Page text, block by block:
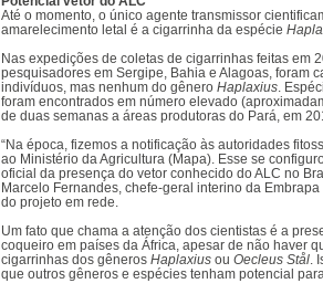
Até o momento, o único agente transmissor
amarelecimento letal é a cigarrinha da espécie
Nas expedições de coletas de cigarrinhas feitas em
pesquisadores em Sergipe, Bahia e Alagoas, foram
indivíduos, mas nenhum do gênero Haplaxius .
foram encontrados em número elevado
de duas semanas a áreas produtoras do Pará, em
“Na época, fizemos a notificação às autoridades
ao Ministério da Agricultura (Mapa). Esse se
oficial da presença do vetor conhecido do ALC no
Marcelo Fernandes, chefe-geral interino da
do projeto em rede.
Um fato que chama a atenção dos cientistas é a
coqueiro em países da África, apesar de não haver
cigarrinhas dos gêneros Haplaxius ou Oecleus Stål .
que outros gêneros e espécies tenham potencial